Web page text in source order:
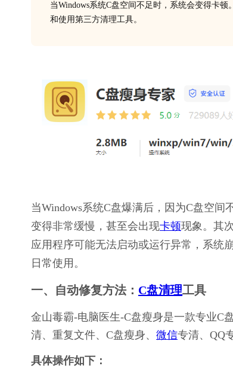
当Windows系统C盘空间不足时，系统会变得卡
和使用第三方清理工具。
当Windows系统C盘爆满后，因为C盘空
变得非常缓慢，甚至会出现卡顿现象。其
应用程序可能无法启动或运行异常，系统
日常使用。
一、自动修复方法： C盘清理工具
金山毒霸-电脑医生-C盘瘦身是一款专业C
清、重复文件、C盘瘦身、 微信专清、QQ
具体操作如下：